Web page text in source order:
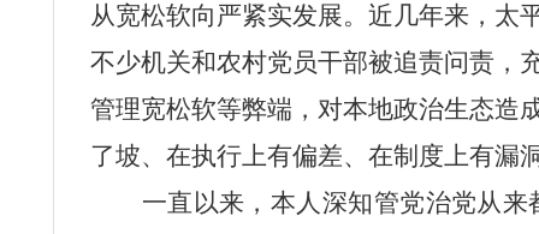
从宽松软向严紧实发展。近几年来，太
不少机关和农村党员干部被追责问责，
管理宽松软等弊端，对本地政治生态造
了坡、在执行上有偏差、在制度上有漏
一直以来，本人深知管党治党从